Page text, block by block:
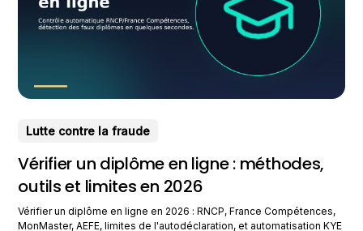
Lutte contre la fraude
Vérifier un diplôme en ligne : méthodes,
outils et limites en 2026
Vérifier un diplôme en ligne en 2026 : RNCP, France Compétences,
MonMaster, AEFE, limites de l'autodéclaration, et automatisation KYE